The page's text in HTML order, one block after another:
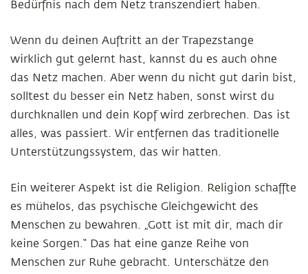
Bedürfnis nach dem Netz transzendiert haben.
Wenn du deinen Auftritt an der Trapezstange
wirklich gut gelernt hast, kannst du es auch ohne
das Netz machen. Aber wenn du nicht gut darin bist,
solltest du besser ein Netz haben, sonst wirst du
durchknallen und dein Kopf wird zerbrechen. Das ist
alles, was passiert. Wir entfernen das traditionelle
Unterstützungssystem, das wir hatten.
Ein weiterer Aspekt ist die Religion. Religion schaffte
es mühelos, das psychische Gleichgewicht des
Menschen zu bewahren. „Gott ist mit dir, mach dir
keine Sorgen.“ Das hat eine ganze Reihe von
Menschen zur Ruhe gebracht. Unterschätze den